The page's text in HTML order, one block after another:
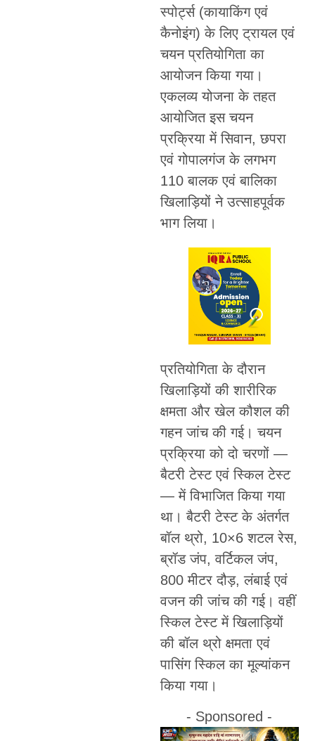
स्पोर्ट्स (कायाकिंग एवं
कैनोइंग) के लिए ट्रायल एवं
चयन प्रतियोगिता का
आयोजन किया गया।
एकलव्य योजना के तहत
आयोजित इस चयन
प्रक्रिया में सिवान, छपरा
एवं गोपालगंज के लगभग
110 बालक एवं बालिका
खिलाड़ियों ने उत्साहपूर्वक
भाग लिया।
प्रतियोगिता के दौरान
खिलाड़ियों की शारीरिक
क्षमता और खेल कौशल की
गहन जांच की गई। चयन
प्रक्रिया को दो चरणों —
बैटरी टेस्ट एवं स्किल टेस्ट
— में विभाजित किया गया
था। बैटरी टेस्ट के अंतर्गत
बॉल थ्रो, 10×6 शटल रेस,
ब्रॉड जंप, वर्टिकल जंप,
800 मीटर दौड़, लंबाई एवं
वजन की जांच की गई। वहीं
स्किल टेस्ट में खिलाड़ियों
की बॉल थ्रो क्षमता एवं
पासिंग स्किल का मूल्यांकन
किया गया।
- Sponsored -